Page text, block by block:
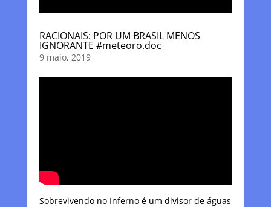
RACIONAIS: POR UM BRASIL MENOS
IGNORANTE #meteoro.doc
9 maio, 2019
Sobrevivendo no Inferno é um divisor de águas